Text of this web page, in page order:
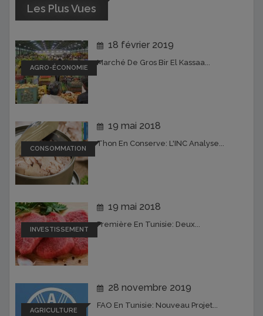
Les Plus Vues
AGRO-ÉCONOMIE
18 février 2019
Marché De Gros Bir El Kassaa...
CONSOMMATION
19 mai 2018
Thon En Conserve: L'INC Analyse...
INVESTISSEMENT
19 mai 2018
Première En Tunisie: Deux...
AGRICULTURE
28 novembre 2019
FAO En Tunisie: Nouveau Projet...